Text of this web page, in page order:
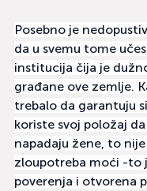
Posebno je
da u svemu tome
institucija čija je
građane ove zemlje.
trebalo da garantuju
koriste svoj položaj
napadaju žene, to
zloupotreba moći -to
poverenja i otvorena